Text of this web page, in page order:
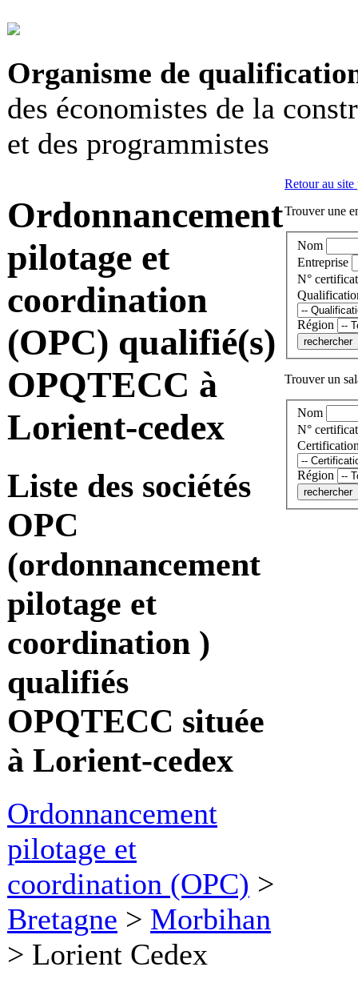
Organisme de
des économistes de la
et des programmistes
Ordonnancement
pilotage et
coordination
(OPC) qualifié(s)
OPQTECC à
Lorient-cedex
Liste des sociétés
OPC
(ordonnancement
pilotage et
coordination )
qualifiés
OPQTECC située
à Lorient-cedex
Ordonnancement
pilotage et
coordination (OPC) >
Bretagne > Morbihan
> Lorient Cedex
Retour au
Trouver une
Nom
Entreprise
N° certificat
Région
Trouver un
Nom
N° certificat
Région